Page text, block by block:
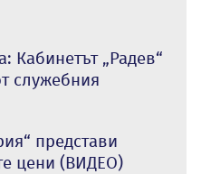
Кабинетът „Радев“
служебния
представи
цени (ВИДЕО)